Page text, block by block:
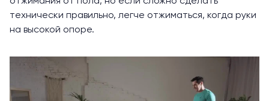
технически правильно, легче отжиматься, когда руки
на высокой опоре.